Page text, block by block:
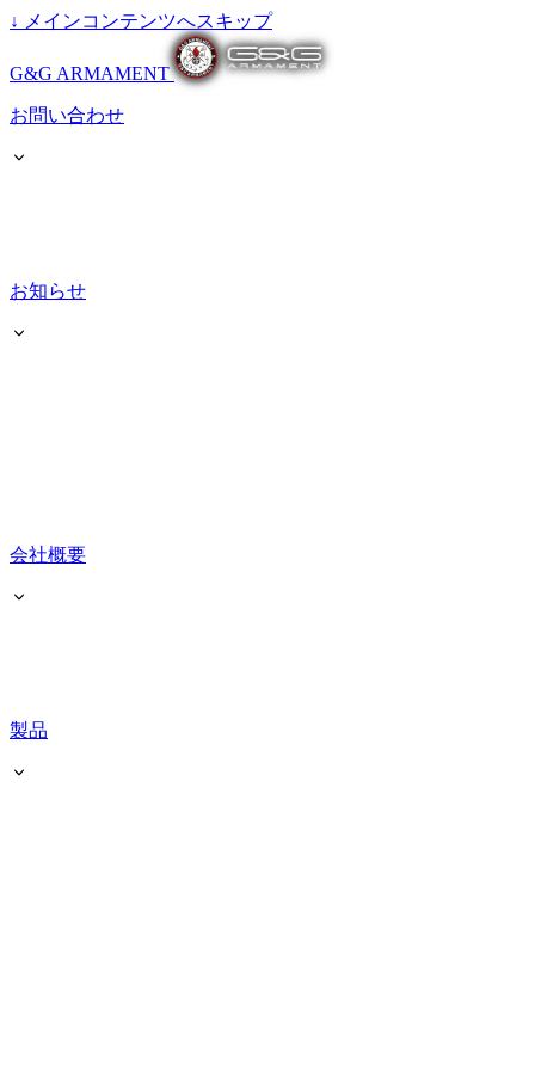
↓ メインコンテンツへスキップ
G&G ARMAMENT
お問い合わせ
お知らせ
会社概要
製品